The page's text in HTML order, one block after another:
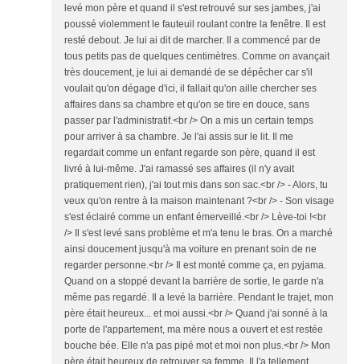
levé mon père et quand il s'est retrouvé sur ses jambes, j'ai
poussé violemment le fauteuil roulant contre la fenêtre. Il est
resté debout. Je lui ai dit de marcher. Il a commencé par de
tous petits pas de quelques centimètres. Comme on avançait
très doucement, je lui ai demandé de se dépêcher car s'il
voulait qu'on dégage d'ici, il fallait qu'on aille chercher ses
affaires dans sa chambre et qu'on se tire en douce, sans
passer par l'administratif.<br /> On a mis un certain temps
pour arriver à sa chambre. Je l'ai assis sur le lit. Il me
regardait comme un enfant regarde son père, quand il est
livré à lui-même. J'ai ramassé ses affaires (il n'y avait
pratiquement rien), j'ai tout mis dans son sac.<br /> - Alors, tu
veux qu'on rentre à la maison maintenant ?<br /> - Son visage
s'est éclairé comme un enfant émerveillé.<br /> Lève-toi !<br
/> Il s'est levé sans problème et m'a tenu le bras. On a marché
ainsi doucement jusqu'à ma voiture en prenant soin de ne
regarder personne.<br /> Il est monté comme ça, en pyjama.
Quand on a stoppé devant la barrière de sortie, le garde n'a
même pas regardé. Il a levé la barrière. Pendant le trajet, mon
père était heureux... et moi aussi.<br /> Quand j'ai sonné à la
porte de l'appartement, ma mère nous a ouvert et est restée
bouche bée. Elle n'a pas pipé mot et moi non plus.<br /> Mon
père était heureux de retrouver sa femme. Il l'a tellement